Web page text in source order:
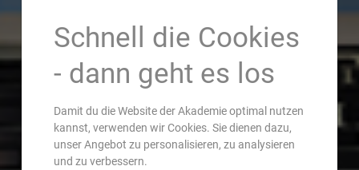
Schnell die Cookies
- dann geht es los
Damit du die Website der Akademie optimal nutzen
kannst, verwenden wir Cookies. Sie dienen dazu,
unser Angebot zu personalisieren, zu analysieren
und zu verbessern.